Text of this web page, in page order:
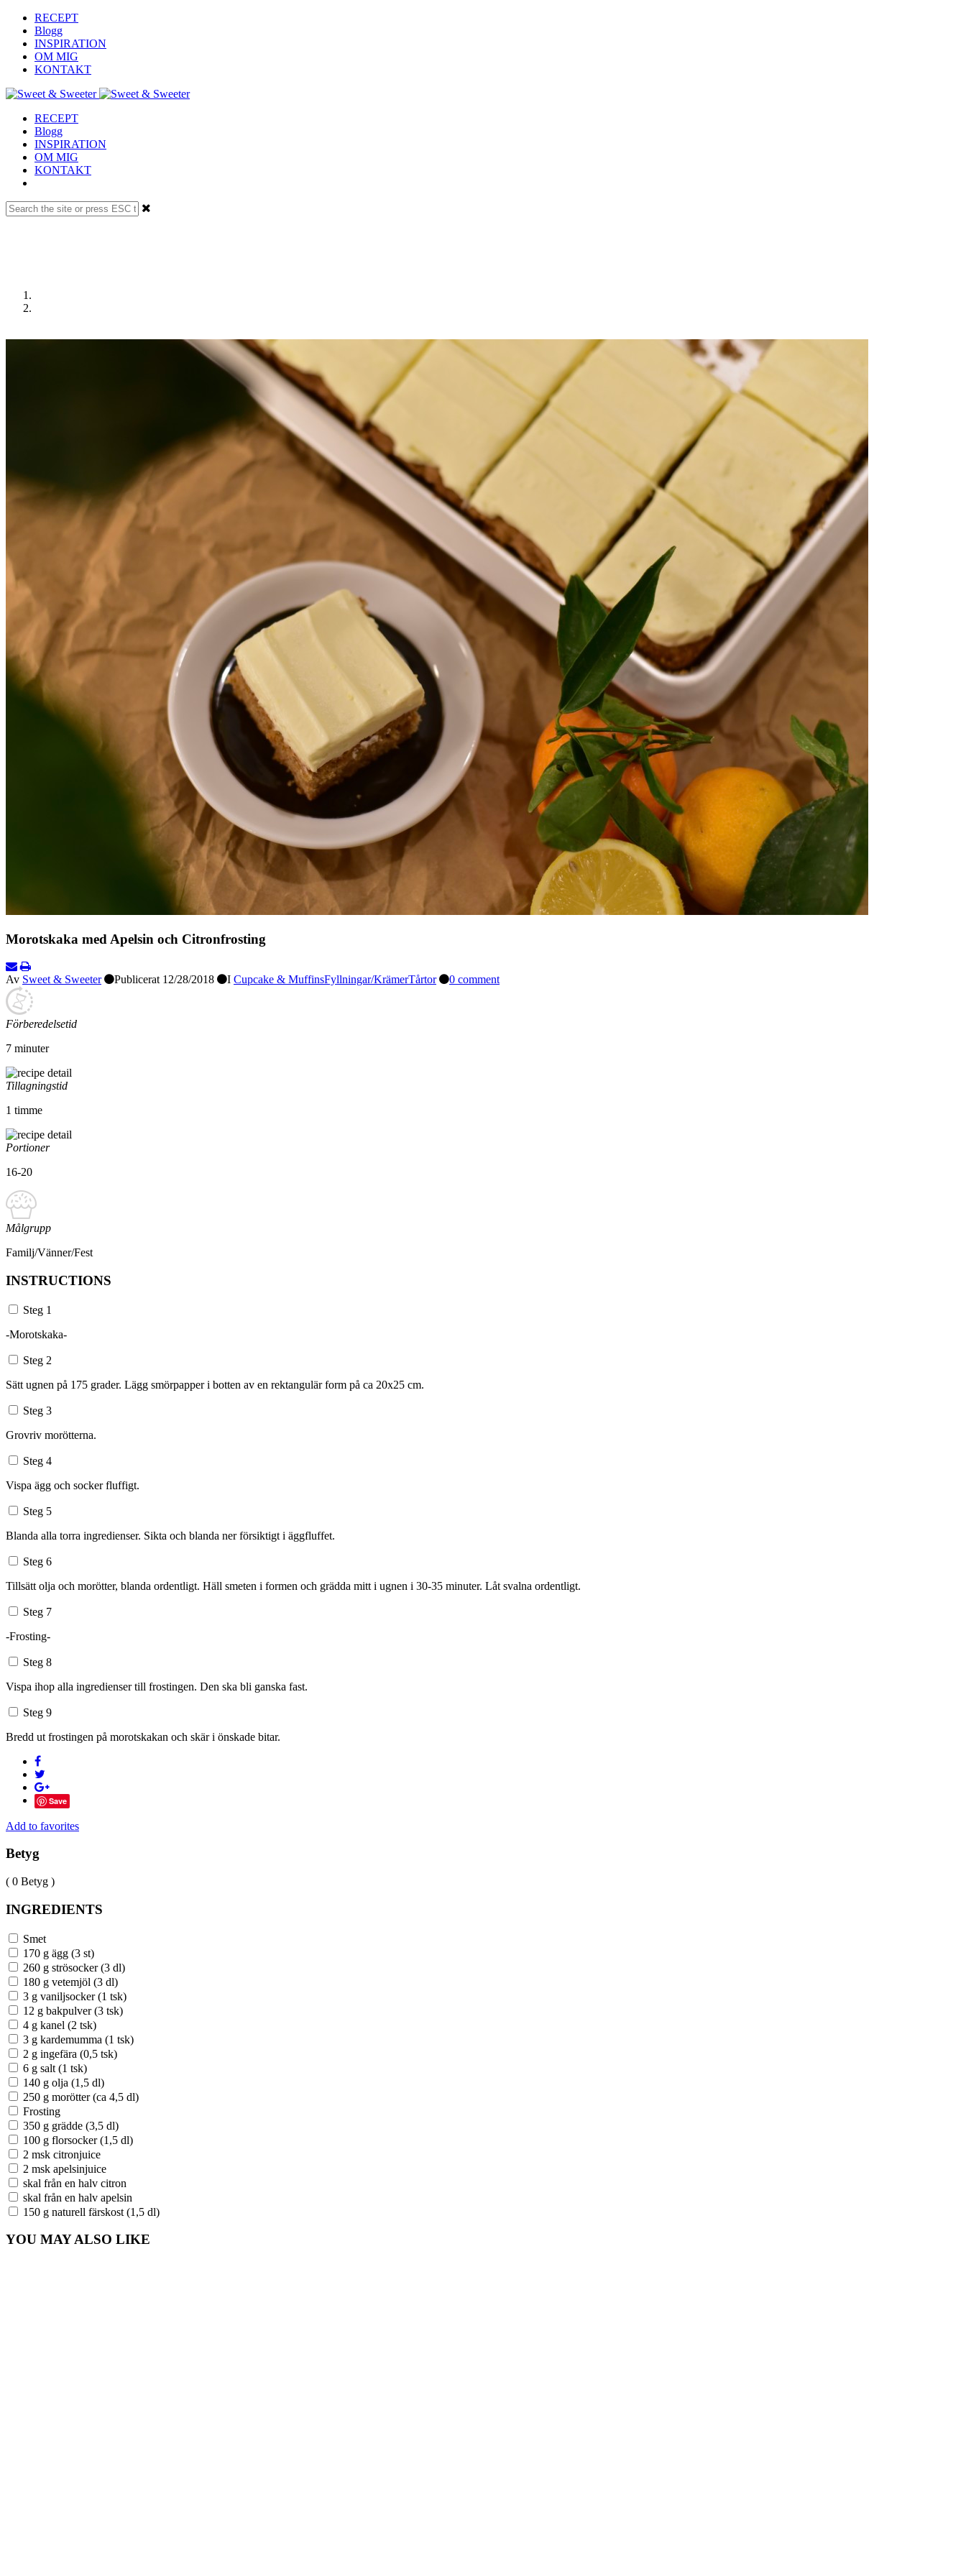
RECEPT
Blogg
INSPIRATION
OM MIG
KONTAKT
RECEPT
Blogg
INSPIRATION
OM MIG
KONTAKT
Morotskaka med Apelsin och Citronfrosting
Av Sweet & Sweeter Publicerat 12/28/2018 I Cupcake & MuffinsFyllningar/KrämerTårtor 0 comment
Förberedelsetid
7 minuter
Tillagningstid
1 timme
Portioner
16-20
Målgrupp
Familj/Vänner/Fest
INSTRUCTIONS
Steg 1
-Morotskaka-
Steg 2
Sätt ugnen på 175 grader. Lägg smörpapper i botten av en rektangulär form på ca 20x25 cm.
Steg 3
Grovriv morötterna.
Steg 4
Vispa ägg och socker fluffigt.
Steg 5
Blanda alla torra ingredienser. Sikta och blanda ner försiktigt i äggfluffet.
Steg 6
Tillsätt olja och morötter, blanda ordentligt. Häll smeten i formen och grädda mitt i ugnen i 30-35 minuter. Låt svalna ordentligt.
Steg 7
-Frosting-
Steg 8
Vispa ihop alla ingredienser till frostingen. Den ska bli ganska fast.
Steg 9
Bredd ut frostingen på morotskakan och skär i önskade bitar.
Save
Add to favorites
Betyg
( 0 Betyg )
INGREDIENTS
Smet
170 g ägg (3 st)
260 g strösocker (3 dl)
180 g vetemjöl (3 dl)
3 g vaniljsocker (1 tsk)
12 g bakpulver (3 tsk)
4 g kanel (2 tsk)
3 g kardemumma (1 tsk)
2 g ingefära (0,5 tsk)
6 g salt (1 tsk)
140 g olja (1,5 dl)
250 g morötter (ca 4,5 dl)
Frosting
350 g grädde (3,5 dl)
100 g florsocker (1,5 dl)
2 msk citronjuice
2 msk apelsinjuice
skal från en halv citron
skal från en halv apelsin
150 g naturell färskost (1,5 dl)
YOU MAY ALSO LIKE